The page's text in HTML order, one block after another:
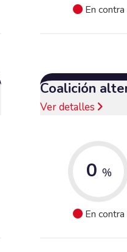
En contra
Coalición
Ver detalles
0 %
En contra